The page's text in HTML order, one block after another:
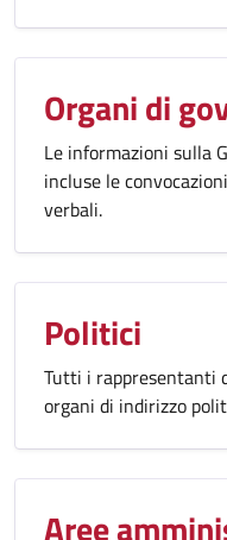
Organi di
Le informazioni sulla
incluse le
verbali.
Politici
Tutti i rappresentanti
organi di indirizzo
Aree